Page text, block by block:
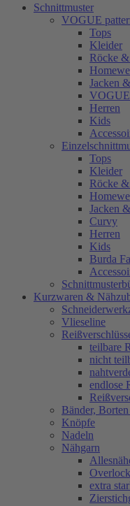
Schnittmuster
VOGUE
Tops
Kleider
Röcke
Jacken
Herren
Kids
Tops
Kleider
Röcke
Jacken
Curvy
Herren
Kids
Burda
Kurzwaren &
Vlieseline
teilbare
nicht
endlose
Bänder,
Knöpfe
Nadeln
Nähgarn
extra